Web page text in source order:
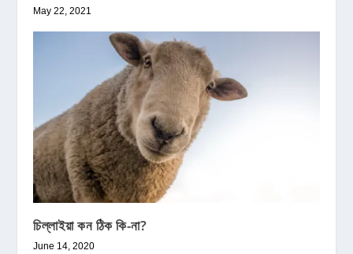
May 22, 2021
চিল্লাইয়া কন ঠিক কি-না?
June 14, 2020